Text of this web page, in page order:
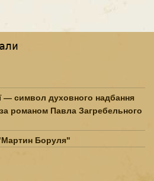
— символ духовного надбання
романом Павла Загребельного
Боруля"